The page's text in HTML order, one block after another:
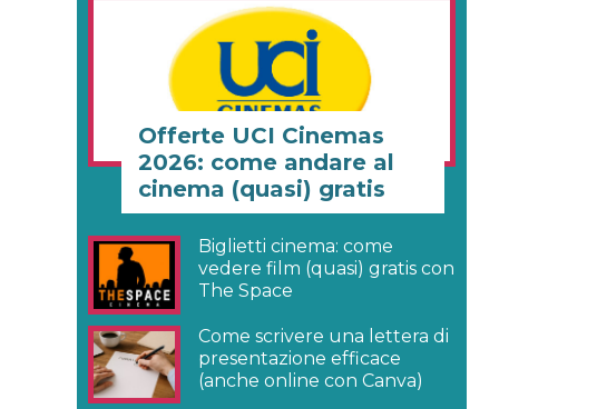
Offerte UCI Cinemas
2026: come andare al
cinema (quasi) gratis
Biglietti cinema: come
vedere film (quasi) gratis con
The Space
Come scrivere una lettera di
presentazione efficace
(anche online con Canva)